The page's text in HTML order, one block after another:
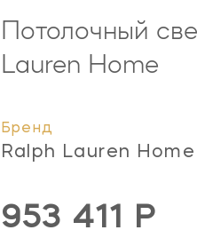
Потолочный
Lauren Home
Бренд
Ralph Lauren Home
953 411 Р